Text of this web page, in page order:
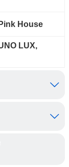
House
LUX,